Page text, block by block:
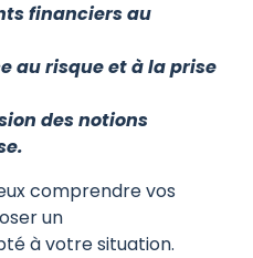
financiers au
au risque et à la prise
des notions
comprendre vos
un
à votre situation.